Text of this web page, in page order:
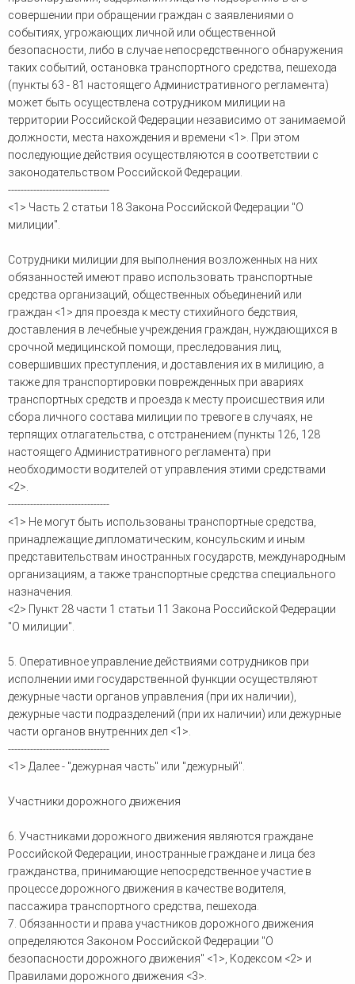
совершении при обращении граждан с заявлениями о
событиях, угрожающих личной или общественной
безопасности, либо в случае непосредственного обнаружения
таких событий, остановка транспортного средства, пешехода
(пункты 63 - 81 настоящего Административного регламента)
может быть осуществлена сотрудником милиции на
территории Российской Федерации независимо от занимаемой
должности, места нахождения и времени <1>. При этом
последующие действия осуществляются в соответствии с
законодательством Российской Федерации.
--------------------------------
<1> Часть 2 статьи 18 Закона Российской Федерации "О
милиции".
Сотрудники милиции для выполнения возложенных на них
обязанностей имеют право использовать транспортные
средства организаций, общественных объединений или
граждан <1> для проезда к месту стихийного бедствия,
доставления в лечебные учреждения граждан, нуждающихся в
срочной медицинской помощи, преследования лиц,
совершивших преступления, и доставления их в милицию, а
также для транспортировки поврежденных при авариях
транспортных средств и проезда к месту происшествия или
сбора личного состава милиции по тревоге в случаях, не
терпящих отлагательства, с отстранением (пункты 126, 128
настоящего Административного регламента) при
необходимости водителей от управления этими средствами
<2>.
--------------------------------
<1> Не могут быть использованы транспортные средства,
принадлежащие дипломатическим, консульским и иным
представительствам иностранных государств, международным
организациям, а также транспортные средства специального
назначения.
<2> Пункт 28 части 1 статьи 11 Закона Российской Федерации
"О милиции".
5. Оперативное управление действиями сотрудников при
исполнении ими государственной функции осуществляют
дежурные части органов управления (при их наличии),
дежурные части подразделений (при их наличии) или дежурные
части органов внутренних дел <1>.
--------------------------------
<1> Далее - "дежурная часть" или "дежурный".
Участники дорожного движения
6. Участниками дорожного движения являются граждане
Российской Федерации, иностранные граждане и лица без
гражданства, принимающие непосредственное участие в
процессе дорожного движения в качестве водителя,
пассажира транспортного средства, пешехода.
7. Обязанности и права участников дорожного движения
определяются Законом Российской Федерации "О
безопасности дорожного движения" <1>, Кодексом <2> и
Правилами дорожного движения <3>.